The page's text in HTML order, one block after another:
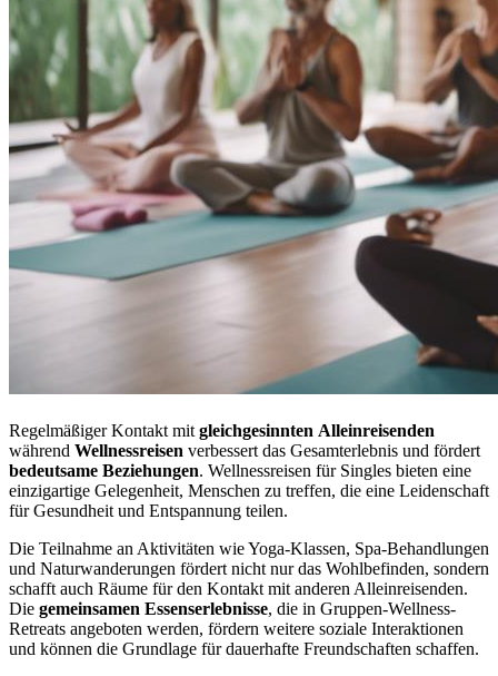
Regelmäßiger Kontakt mit gleichgesinnten Alleinreisenden
während Wellnessreisen verbessert das Gesamterlebnis und fördert
bedeutsame Beziehungen. Wellnessreisen für Singles bieten eine
einzigartige Gelegenheit, Menschen zu treffen, die eine Leidenschaft
für Gesundheit und Entspannung teilen.
Die Teilnahme an Aktivitäten wie Yoga-Klassen, Spa-Behandlungen
und Naturwanderungen fördert nicht nur das Wohlbefinden, sondern
schafft auch Räume für den Kontakt mit anderen Alleinreisenden.
Die gemeinsamen Essenserlebnisse, die in Gruppen-Wellness-
Retreats angeboten werden, fördern weitere soziale Interaktionen
und können die Grundlage für dauerhafte Freundschaften schaffen.